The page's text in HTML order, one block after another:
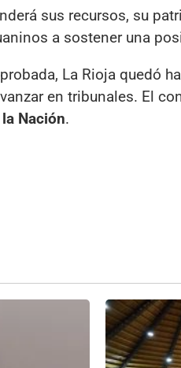
sus recursos, su
a sostener una
La Rioja quedó
en tribunales. El
Nación.